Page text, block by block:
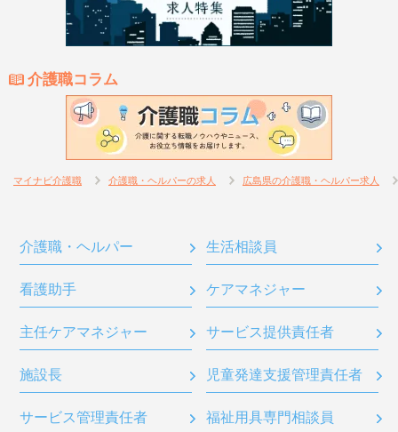
介護職コラム
マイナビ介護職 介護職・ヘルパーの求人 広島県の介護職・ヘルパー求人
介護職・ヘルパー 生活相談員
看護助手 ケアマネジャー
主任ケアマネジャー サービス提供責任者
施設長 児童発達支援管理責任者
サービス管理責任者 福祉用具専門相談員